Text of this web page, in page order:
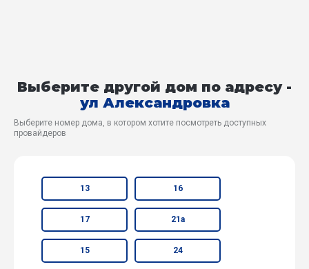
Выберите другой дом по адресу -
ул Александровка
Выберите номер дома, в котором хотите посмотреть доступных
провайдеров
13 16
17 21а
15 24